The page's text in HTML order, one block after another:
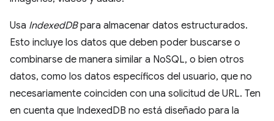
Usa IndexedDBpara almacenar datos estructurados.
Esto incluye los datos que deben poder buscarse o
combinarse de manera similar a NoSQL, o bien otros
datos, como los datos específicos del usuario, que no
necesariamente coinciden con una solicitud de URL. Ten
en cuenta que IndexedDB no está diseñado para la